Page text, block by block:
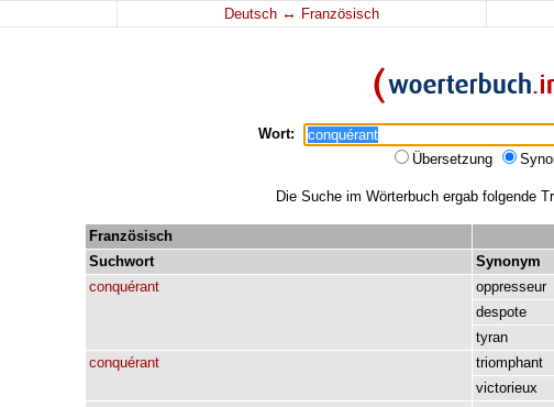
Deutsch ↔ Französisch
Wort:
Übersetzung
Die Suche im Wörterbuch ergab folgende
Französisch
Suchwort
Synonym
conquérant
oppresseur
despote
tyran
conquérant
triomphant
victorieux